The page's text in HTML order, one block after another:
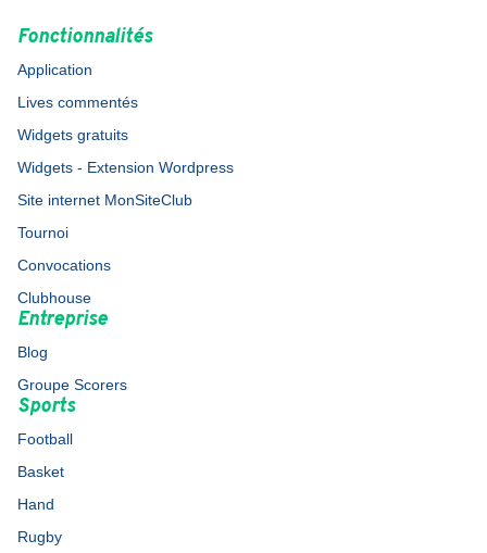
Fonctionnalités
Application
Lives commentés
Widgets gratuits
Widgets - Extension Wordpress
Site internet MonSiteClub
Tournoi
Convocations
Clubhouse
Entreprise
Blog
Groupe Scorers
Sports
Football
Basket
Hand
Rugby